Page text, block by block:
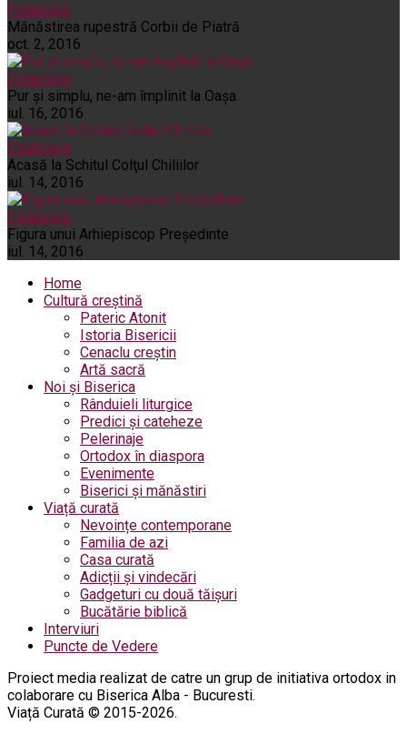
Pelerinaje
Mănăstirea rupestră Corbii de Piatră
oct. 2, 2016
Pelerinaje
Pur şi simplu, ne-am împlinit la Oaşa
iul. 16, 2016
Pelerinaje
Acasă la Schitul Colţul Chiliilor
iul. 14, 2016
Pelerinaje
Figura unui Arhiepiscop Preşedinte
iul. 14, 2016
Home
Cultură creștină
Pateric Atonit
Istoria Bisericii
Cenaclu creștin
Artă sacră
Noi și Biserica
Rânduieli liturgice
Predici și cateheze
Pelerinaje
Ortodox în diaspora
Evenimente
Biserici și mănăstiri
Viață curată
Nevoințe contemporane
Familia de azi
Casa curată
Adicții și vindecări
Gadgeturi cu două tăișuri
Bucătărie biblică
Interviuri
Puncte de Vedere
Proiect media realizat de catre un grup de initiativa ortodox in
colaborare cu Biserica Alba - Bucuresti.
Viață Curată © 2015-2026.